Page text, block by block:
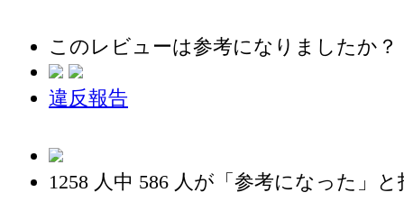
このレビューは参考になりましたか？
違反報告
1258 人中 586 人が「参考になった」